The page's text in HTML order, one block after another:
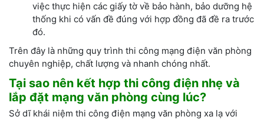
việc thực hiện các giấy tờ về bảo hành, bảo dưỡng hệ
thống khi có vấn đề đúng với hợp đồng đã đề ra trước
đó.
Trên đây là những quy trình thi công mạng điện văn phòng
chuyên nghiệp, chất lượng và nhanh chóng nhất.
Tại sao nên kết hợp thi công điện nhẹ và
lắp đặt mạng văn phòng cùng lúc?
Sở dĩ khái niệm thi công điện mạng văn phòng xa lạ với